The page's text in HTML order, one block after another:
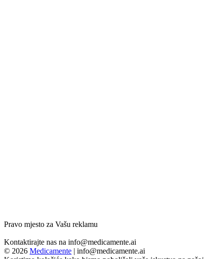
Pravo mjesto za Vašu reklamu
Kontaktirajte nas na info@medicamente.ai
© 2026 Medicamente | info@medicamente.ai